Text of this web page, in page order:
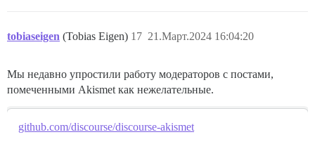
tobiaseigen (Tobias Eigen) 21.Март.2024 16:04:20
17
Мы недавно упростили работу модераторов с постами,
помеченными Akismet как нежелательные.
github.com/discourse/discourse-akismet